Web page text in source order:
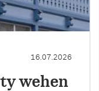
16.07.2026
wehen